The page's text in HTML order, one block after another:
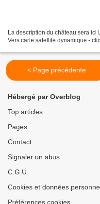
La description du château sera ici
Vers carte satellite dynamique - clic
< Page précédente
Hébergé par Overblog
Top articles
Pages
Contact
Signaler un abus
C.G.U.
Cookies et données
Préférences cookies